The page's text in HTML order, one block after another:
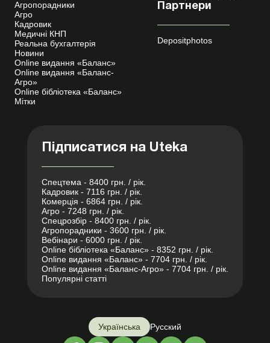
Агропорадники
Агро
Кадровик
Медичні КНП
Реальна бухгалтерія
Новини
Online видання «Баланс»
Online видання «Баланс-
Агро»
Online бібліотека «Баланс»
Мітки
Партнери
Depositphotos
Підписатися на Uteka
Спецтема - 8400 грн. / рік.
Кадровик - 7116 грн. / рік.
Комерція - 6864 грн. / рік.
Агро - 7248 грн. / рік.
Спецрозбір - 8400 грн. / рік.
Агропорадники - 3600 грн. / рік.
Вебінари - 6000 грн. / рік.
Online бібліотека «Баланс» - 8352 грн. / рік.
Online видання «Баланс» - 7704 грн. / рік.
Online видання «Баланс-Агро» - 7704 грн. / рік.
Популярні статті
Українська Русский